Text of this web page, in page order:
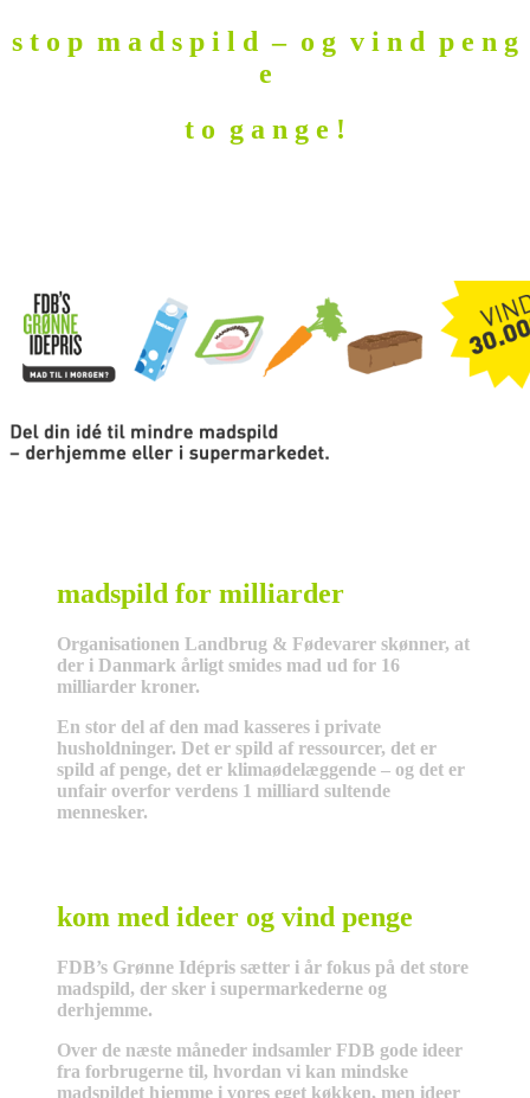
s t o p m a d s p i l d – o g v i n d p e n g
e
t o g a n g e !
madspild for milliarder
Organisationen Landbrug & Fødevarer skønner, at
der i Danmark årligt smides mad ud for 16
milliarder kroner.
En stor del af den mad kasseres i private
husholdninger. Det er spild af ressourcer, det er
spild af penge, det er klimaødelæggende – og det er
unfair overfor verdens 1 milliard sultende
mennesker.
kom med ideer og vind penge
FDB’s Grønne Idépris sætter i år fokus på det store
madspild, der sker i supermarkederne og
derhjemme.
Over de næste måneder indsamler FDB gode ideer
fra forbrugerne til, hvordan vi kan mindske
madspildet hjemme i vores eget køkken, men ideer